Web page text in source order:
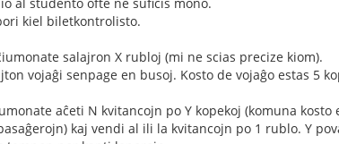
kiel biletkontrolisto.
salajron X rubloj (mi ne scias precize kiom).
vojaĝi senpage en busoj. Kosto de vojaĝo estas 5
aĉeti N kvitancojn po Y kopekoj (komuna
kaj vendi al ili la kvitancojn po 1 rublo. Y